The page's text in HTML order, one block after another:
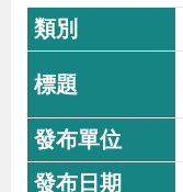
通
位
置
圖